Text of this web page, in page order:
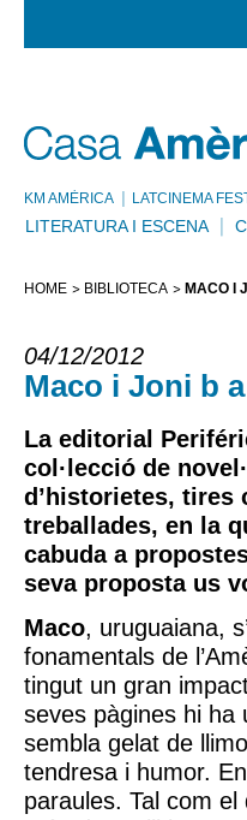
KM AMÈRICA LATCINEMA
LITERATURA I ESCENA
HOME BIBLIOTECA MACO I
04/12/2012
Maco i Joni b
La editorial
col·lecció de
d’historietes, tires
treballades, en la
cabuda a
seva proposta us
Maco, uruguaiana,
fonamentals de
tingut un gran
seves pàgines hi ha
sembla gelat de
tendresa i humor.
paraules. Tal com el